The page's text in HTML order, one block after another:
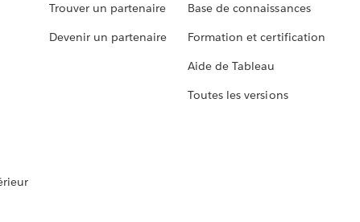
Trouver un partenaire
Devenir un partenaire
Base de connaissances
Formation et certification
Aide de Tableau
Toutes les versions